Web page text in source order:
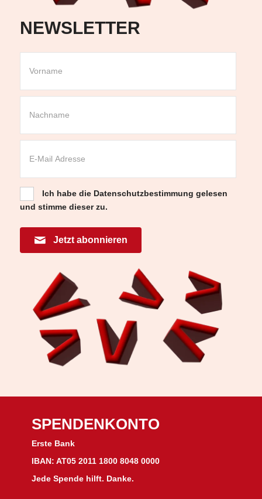
NEWSLETTER
Ich habe die Datenschutzbestimmung gelesen
und stimme dieser zu.
Jetzt abonnieren
SPENDENKONTO
Erste Bank
IBAN: AT05 2011 1800 8048 0000
Jede Spende hilft. Danke.